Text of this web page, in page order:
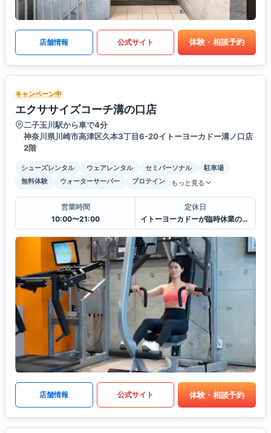
店舗情報 公式サイト 体験・相談予約
キャンペーン中
エクササイズコーチ溝の口店
二子玉川駅から車で4分
神奈川県川崎市高津区久本3丁目6-20イトーヨーカドー溝ノ口店
2階
シューズレンタル ウェアレンタル セミパーソナル
駐車場
無料体験
ウォーターサーバー プロテイン もっと見る
営業時間
10:00〜21:00
定休日
イトーヨーカドーが臨時休業の場合は当店も休業とさせていただきます。
店舗情報 公式サイト 体験・相談予約